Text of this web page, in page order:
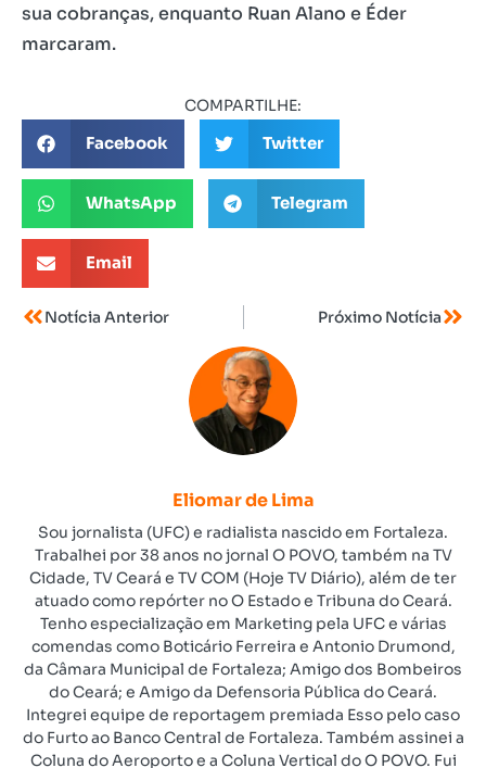
sua cobranças, enquanto Ruan Alano e Éder
marcaram.
COMPARTILHE:
Facebook Twitter
WhatsApp Telegram
Email
Notícia Anterior Próximo Notícia
Eliomar de Lima
Sou jornalista (UFC) e radialista nascido em Fortaleza.
Trabalhei por 38 anos no jornal O POVO, também na TV
Cidade, TV Ceará e TV COM (Hoje TV Diário), além de ter
atuado como repórter no O Estado e Tribuna do Ceará.
Tenho especialização em Marketing pela UFC e várias
comendas como Boticário Ferreira e Antonio Drumond,
da Câmara Municipal de Fortaleza; Amigo dos Bombeiros
do Ceará; e Amigo da Defensoria Pública do Ceará.
Integrei equipe de reportagem premiada Esso pelo caso
do Furto ao Banco Central de Fortaleza. Também assinei a
Coluna do Aeroporto e a Coluna Vertical do O POVO. Fui